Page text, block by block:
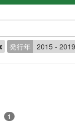
発行年 2015 -
1